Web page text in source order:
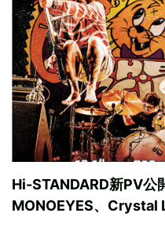
Hi-STANDARD新PV
MONOEYES、Crystal